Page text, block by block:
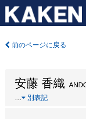
前のページに戻る
安藤 香織
別表記